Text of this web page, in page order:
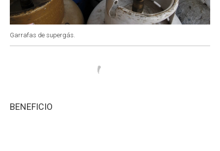
Garrafas de supergás.
BENEFICIO